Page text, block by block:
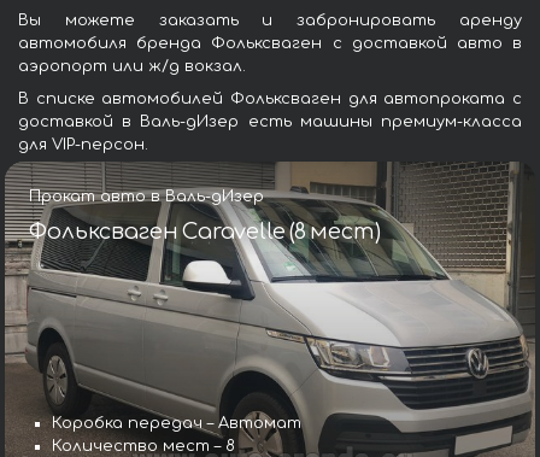
Вы можете заказать и забронировать аренду
автомобиля бренда Фольксваген с доставкой авто в
аэропорт или ж/д вокзал.
В списке автомобилей Фольксваген для автопроката с
доставкой в Валь-дИзер есть машины премиум-класса
для VIP-персон.
Прокат авто в Валь-дИзер
Фольксваген Caravelle (8 мест)
Коробка передач – Автомат
Количество мест – 8